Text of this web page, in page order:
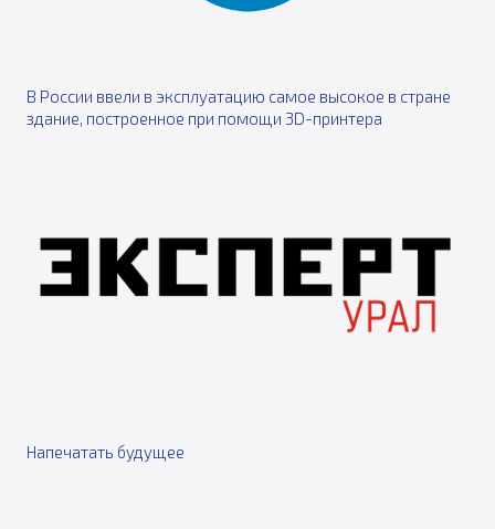
В России ввели в эксплуатацию самое высокое в стране
здание, построенное при помощи 3D-принтера
Напечатать будущее